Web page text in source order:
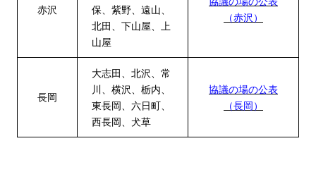
赤沢
保、紫野、遠山、
北田、下山屋、上
山屋
（赤沢）
長岡
大志田、北沢、常
川、横沢、栃内、
東長岡、六日町、
西長岡、犬草
協議の場の公表
（長岡）